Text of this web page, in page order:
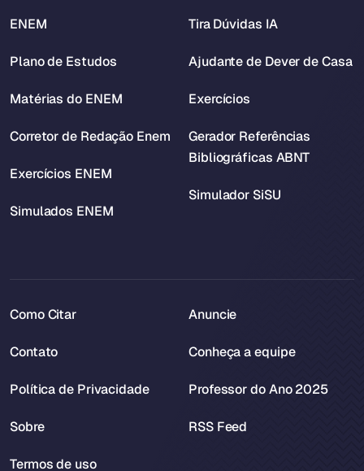
ENEM
Plano de Estudos
Matérias do ENEM
Corretor de Redação Enem
Exercícios ENEM
Simulados ENEM
Tira Dúvidas IA
Ajudante de Dever de Casa
Exercícios
Gerador Referências
Bibliográficas ABNT
Simulador SiSU
Como Citar
Contato
Política de Privacidade
Sobre
Termos de uso
Anuncie
Conheça a equipe
Professor do Ano 2025
RSS Feed